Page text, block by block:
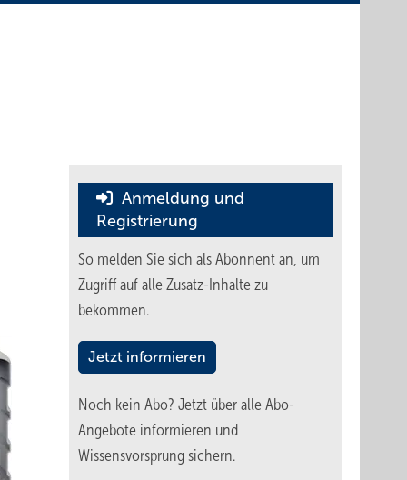
Anmeldung und
Registrierung
So melden Sie sich als Abonnent an, um
Zugriff auf alle Zusatz-Inhalte zu
bekommen.
Jetzt informieren
Noch kein Abo? Jetzt über alle Abo-
Angebote informieren und
Wissensvorsprung sichern.